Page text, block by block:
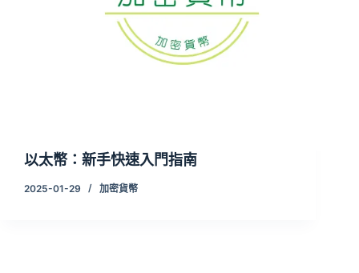
以太幣：新手快速入門指南
2025-01-29 加密貨幣